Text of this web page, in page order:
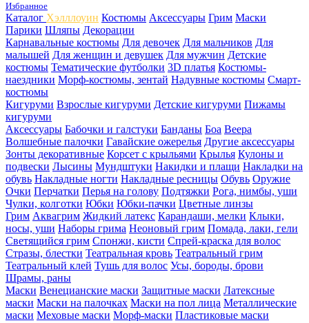
Избранное
Каталог Хэлллоуин Костюмы Аксессуары Грим Маски
Парики Шляпы Декорации
Карнавальные костюмы Для девочек Для мальчиков Для
малышей Для женщин и девушек Для мужчин Детские
костюмы Тематические футболки 3D платья Костюмы-
наездники Морф-костюмы, зентай Надувные костюмы Смарт-
костюмы
Кигуруми Взрослые кигуруми Детские кигуруми Пижамы
кигуруми
Аксессуары Бабочки и галстуки Банданы Боа Веера
Волшебные палочки Гавайские ожерелья Другие аксессуары
Зонты декоративные Корсет с крыльями Крылья Кулоны и
подвески Лысины Мундштуки Накидки и плащи Накладки на
обувь Накладные ногти Накладные ресницы Обувь Оружие
Очки Перчатки Перья на голову Подтяжки Рога, нимбы, уши
Чулки, колготки Юбки Юбки-пачки Цветные линзы
Грим Аквагрим Жидкий латекс Карандаши, мелки Клыки,
носы, уши Наборы грима Неоновый грим Помада, лаки, гели
Светящийся грим Спонжи, кисти Спрей-краска для волос
Стразы, блестки Театральная кровь Театральный грим
Театральный клей Тушь для волос Усы, бороды, брови
Шрамы, раны
Маски Венецианские маски Защитные маски Латексные
маски Маски на палочках Маски на пол лица Металлические
маски Меховые маски Морф-маски Пластиковые маски